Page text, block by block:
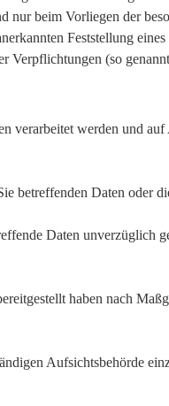
nur beim Vorliegen der
Feststellung
(so
verarbeitet werden und
betreffenden Daten oder
Daten
haben nach
Aufsichtsbehörde